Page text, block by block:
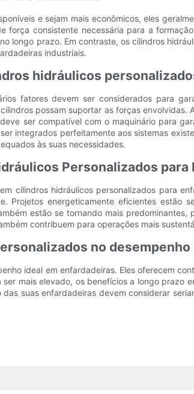
e sejam mais econômicos, eles
consistente necessária para a
longo prazo. Em contraste, os cilindros
industriais.
hidráulicos
fatores devem ser considerados para
possam suportar as forças envolvidas.
ser compatível com o maquinário para
integrados perfeitamente aos sistemas
às suas necessidades.
Personalizados para
cilindros hidráulicos personalizados para
Projetos energeticamente eficientes
estão se tornando mais
contribuem para operações mais
no desempenho
ideal em enfardadeiras. Eles oferecem
mais elevado, os benefícios a longo
suas enfardadeiras devem considerar